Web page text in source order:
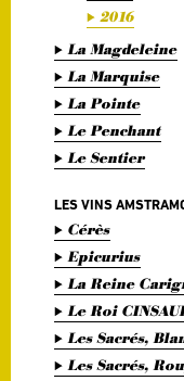
2016
La Magdeleine
La Marquise
La Pointe
Le Penchant
Le Sentier
LES VINS
Cérès
Epicurius
La Reine
Le Roi
Les Sacrés,
Les Sacrés,